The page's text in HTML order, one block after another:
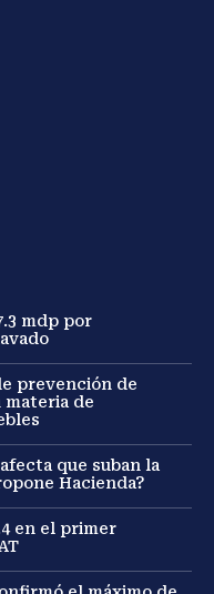
mdp por
prevención de
materia de
que suban la
Hacienda?
en el primer